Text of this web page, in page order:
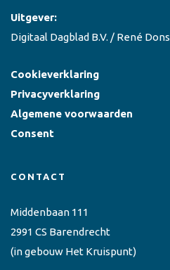
Uitgever:
Digitaal Dagblad B.V. / René Dons
Cookieverklaring
Privacyverklaring
Algemene voorwaarden
Consent
CONTACT
Middenbaan 111
2991 CS Barendrecht
(in gebouw Het Kruispunt)